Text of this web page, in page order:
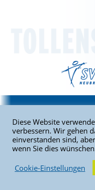
Copyright © 2026
Turbine Neubrandenburg
Diese Website
verbessern. Wir gehen
einverstanden sind,
wenn Sie dies
Cookie-Einstellungen